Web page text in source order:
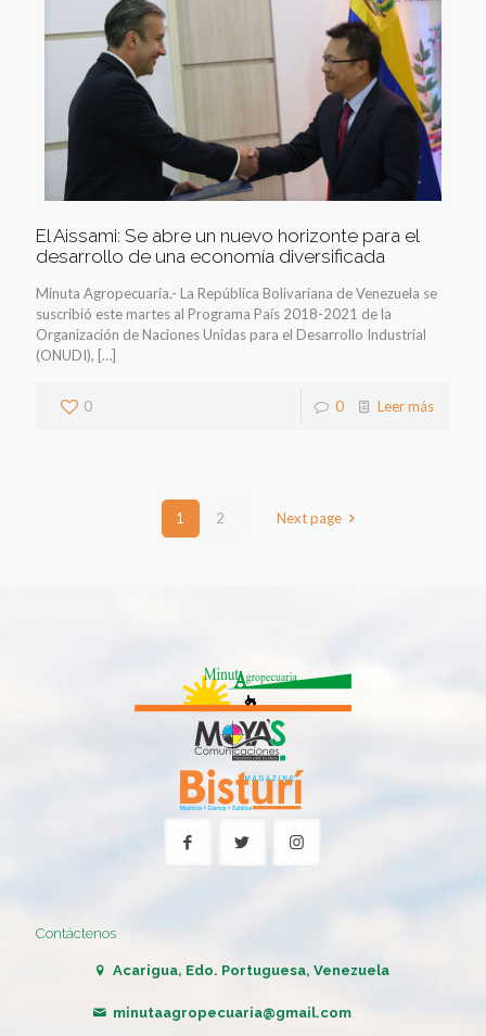
El Aissami: Se abre un nuevo horizonte para el
desarrollo de una economía diversificada
Minuta Agropecuaria.- La República Bolivariana de Venezuela se
suscribió este martes al Programa País 2018-2021 de la
Organización de Naciones Unidas para el Desarrollo Industrial
(ONUDI), […]
0 0 Leer más
1 2 Next page
Contáctenos
Acarigua, Edo. Portuguesa, Venezuela
minutaagropecuaria@gmail.com